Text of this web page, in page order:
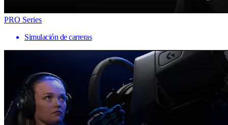
PRO Series
Simulación de carreras